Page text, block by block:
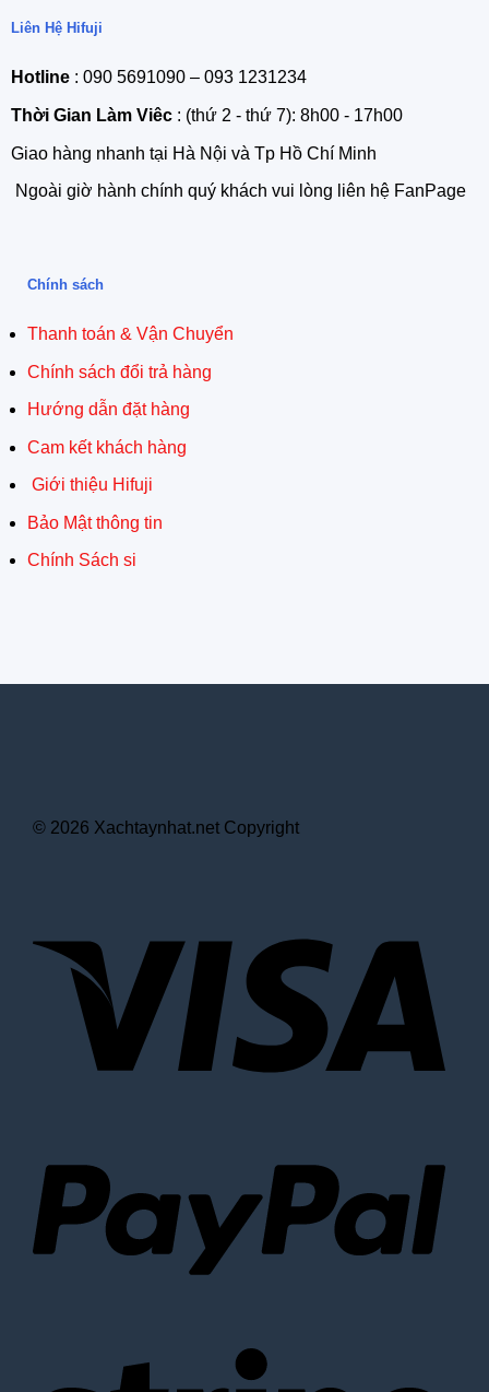
Liên Hệ Hifuji
Hotline: 090 5691090 – 093 1231234
Thời Gian Làm Viêc: (thứ 2 - thứ 7): 8h00 - 17h00
Giao hàng nhanh tại Hà Nội và Tp Hồ Chí Minh
Ngoài giờ hành chính quý khách vui lòng liên hệ FanPage
Chính sách
Thanh toán & Vận Chuyển
Chính sách đổi trả hàng
Hướng dẫn đặt hàng
Cam kết khách hàng
Giới thiệu Hifuji
Bảo Mật thông tin
Chính Sách si
© 2026 Xachtaynhat.net Copyright